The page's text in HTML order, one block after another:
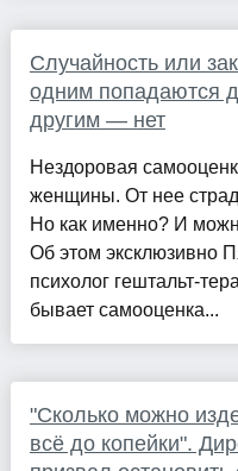
Случайность или
одним попадаются
другим — нет
Нездоровая
женщины. От нее
Но как именно? И
Об этом эксклюзивно
психолог гештальт-
бывает самооценка...
"Сколько можно
всё до копейки".